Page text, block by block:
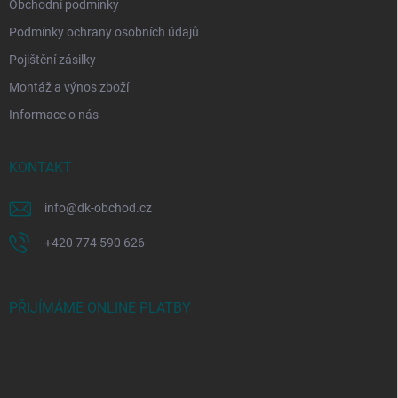
Obchodní podmínky
Podmínky ochrany osobních údajů
Pojištění zásilky
Montáž a výnos zboží
Informace o nás
KONTAKT
info@dk-obchod.cz
+420 774 590 626
PŘIJÍMÁME ONLINE PLATBY